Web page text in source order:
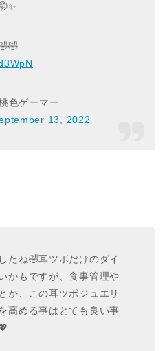
色ゲーマー
13, 2022
たね🤣耳ツボだけのダイ
かもですが、食事管理や
か、この耳ツボジュエリ
高める事はとても良い事